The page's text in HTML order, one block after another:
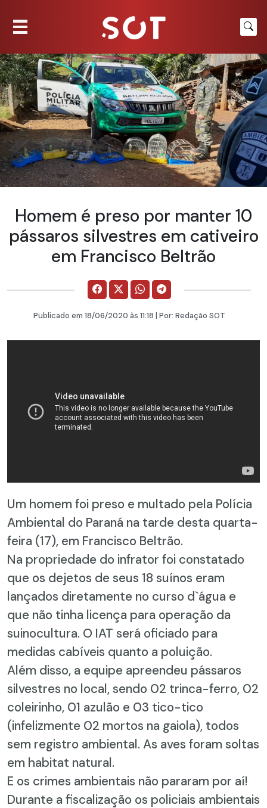
Homem é preso por manter 10
pássaros silvestres em cativeiro
em Francisco Beltrão
Publicado em 18/06/2020 às 11:18 | Por: Redação SOT
Um homem foi preso e multado pela Polícia
Ambiental do Paraná na tarde desta quarta-
feira (17), em Francisco Beltrão.
Na propriedade do infrator foi constatado
que os dejetos de seus 18 suínos eram
lançados diretamente no curso d`água e
que não tinha licença para operação da
suinocultura. O IAT será oficiado para
medidas cabíveis quanto a poluição.
Além disso, a equipe apreendeu pássaros
silvestres no local, sendo 02 trinca-ferro, 02
coleirinho, 01 azulão e 03 tico-tico
(infelizmente 02 mortos na gaiola), todos
sem registro ambiental. As aves foram soltas
em habitat natural.
E os crimes ambientais não pararam por aí!
Durante a fiscalização os policiais ambientais